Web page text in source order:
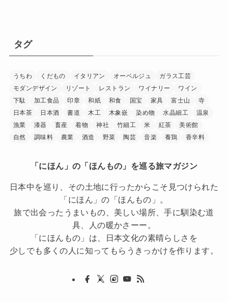
タグ
うちわ くだもの イタリアン オーベルジュ
ガラス工芸
モダンデザイン
リゾート レストラン ワイナリー
ワイン
下駄
加工食品 印章 和紙 和食 国宝 家具 富士山
寺
日本茶
日本酒 書道 木工 木象嵌 染め物 水晶細工
温泉
漁業
漆器 畜産 着物 神社 竹細工 米 紅茶
美術館
自然
調味料 農業 酒造 野菜 陶芸 音楽 養鶏 香辛料
「にほん」の「ほんもの」を巡る旅マガジン
日本中を巡り、その土地に行ったからこそ見つけられた
「にほん」の「ほんもの」。
旅で出会ったうまいもの、美しい場所、手に馴染む道
具、人の暖かさーー。
「にほんもの」は、日本文化の素晴らしさを
少しでも多くの人に知ってもらうきっかけを作ります。